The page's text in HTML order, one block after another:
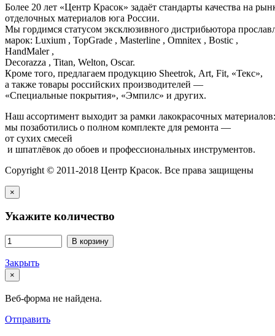
Более 20 лет «Центр Красок» задаёт стандарты качества на
отделочных материалов юга России.
Мы гордимся статусом эксклюзивного дистрибьютора
марок: Luxium , TopGrade , Masterline , Omnitex , Bostic ,
HandMaler ,
Decorazza , Titan, Welton, Oscar.
Кроме того, предлагаем продукцию Sheetrok, Art, Fit, «Текс»,
а также товары российских производителей —
«Специальные покрытия», «Эмпилс» и других.
Наш ассортимент выходит за рамки лакокрасочных
мы позаботились о полном комплекте для ремонта —
от сухих смесей
и шпатлёвок до обоев и профессиональных инструментов.
Copyright © 2011-2018 Центр Красок. Все права защищены
×
Укажите количество
В корзину
Закрыть
×
Веб-форма не найдена.
Отправить